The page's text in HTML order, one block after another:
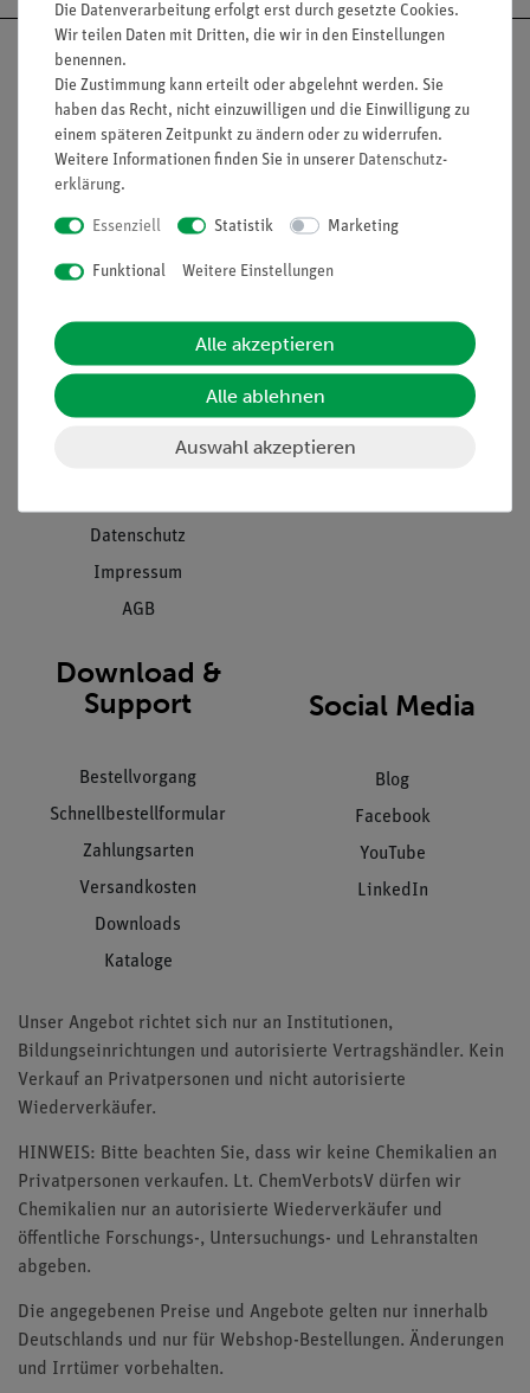
Nach oben
Informationen
Projekte und Lösungen
Datenschutz
Impressum
AGB
Service
Beratung & Showroom
Inventarisierungs- &
Einräumservice
Inbetriebnahme & Schulungen
Download &
Support
Bestellvorgang
Schnellbestellformular
Zahlungsarten
Versandkosten
Downloads
Kataloge
Social Media
Blog
Facebook
YouTube
LinkedIn
Unser Angebot richtet sich nur an Institutionen,
Bildungseinrichtungen und autorisierte Vertragshändler. Kein
Verkauf an Privatpersonen und nicht autorisierte
Wiederverkäufer.
HINWEIS: Bitte beachten Sie, dass wir keine Chemikalien an
Privatpersonen verkaufen. Lt. ChemVerbotsV dürfen wir
Chemikalien nur an autorisierte Wiederverkäufer und
öffentliche Forschungs-, Untersuchungs- und Lehranstalten
abgeben.
Die angegebenen Preise und Angebote gelten nur innerhalb
Deutschlands und nur für Webshop-Bestellungen. Änderungen
und Irrtümer vorbehalten.
Die Datenverarbeitung erfolgt erst durch gesetzte Cookies.
Wir teilen Daten mit Dritten, die wir in den Einstellungen
benennen.
Die Zustimmung kann erteilt oder abgelehnt werden. Sie
haben das Recht, nicht einzuwilligen und die Einwilligung zu
einem späteren Zeitpunkt zu ändern oder zu widerrufen.
Weitere Informationen finden Sie in unserer Daten­schutz­
erklärung.
Essenziell Statistik Marketing
Funktional Weitere Einstellungen
Alle akzeptieren
Alle ablehnen
Auswahl akzeptieren